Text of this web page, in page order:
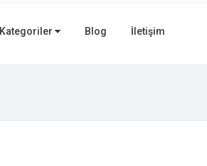
Kategoriler Blog İletişim